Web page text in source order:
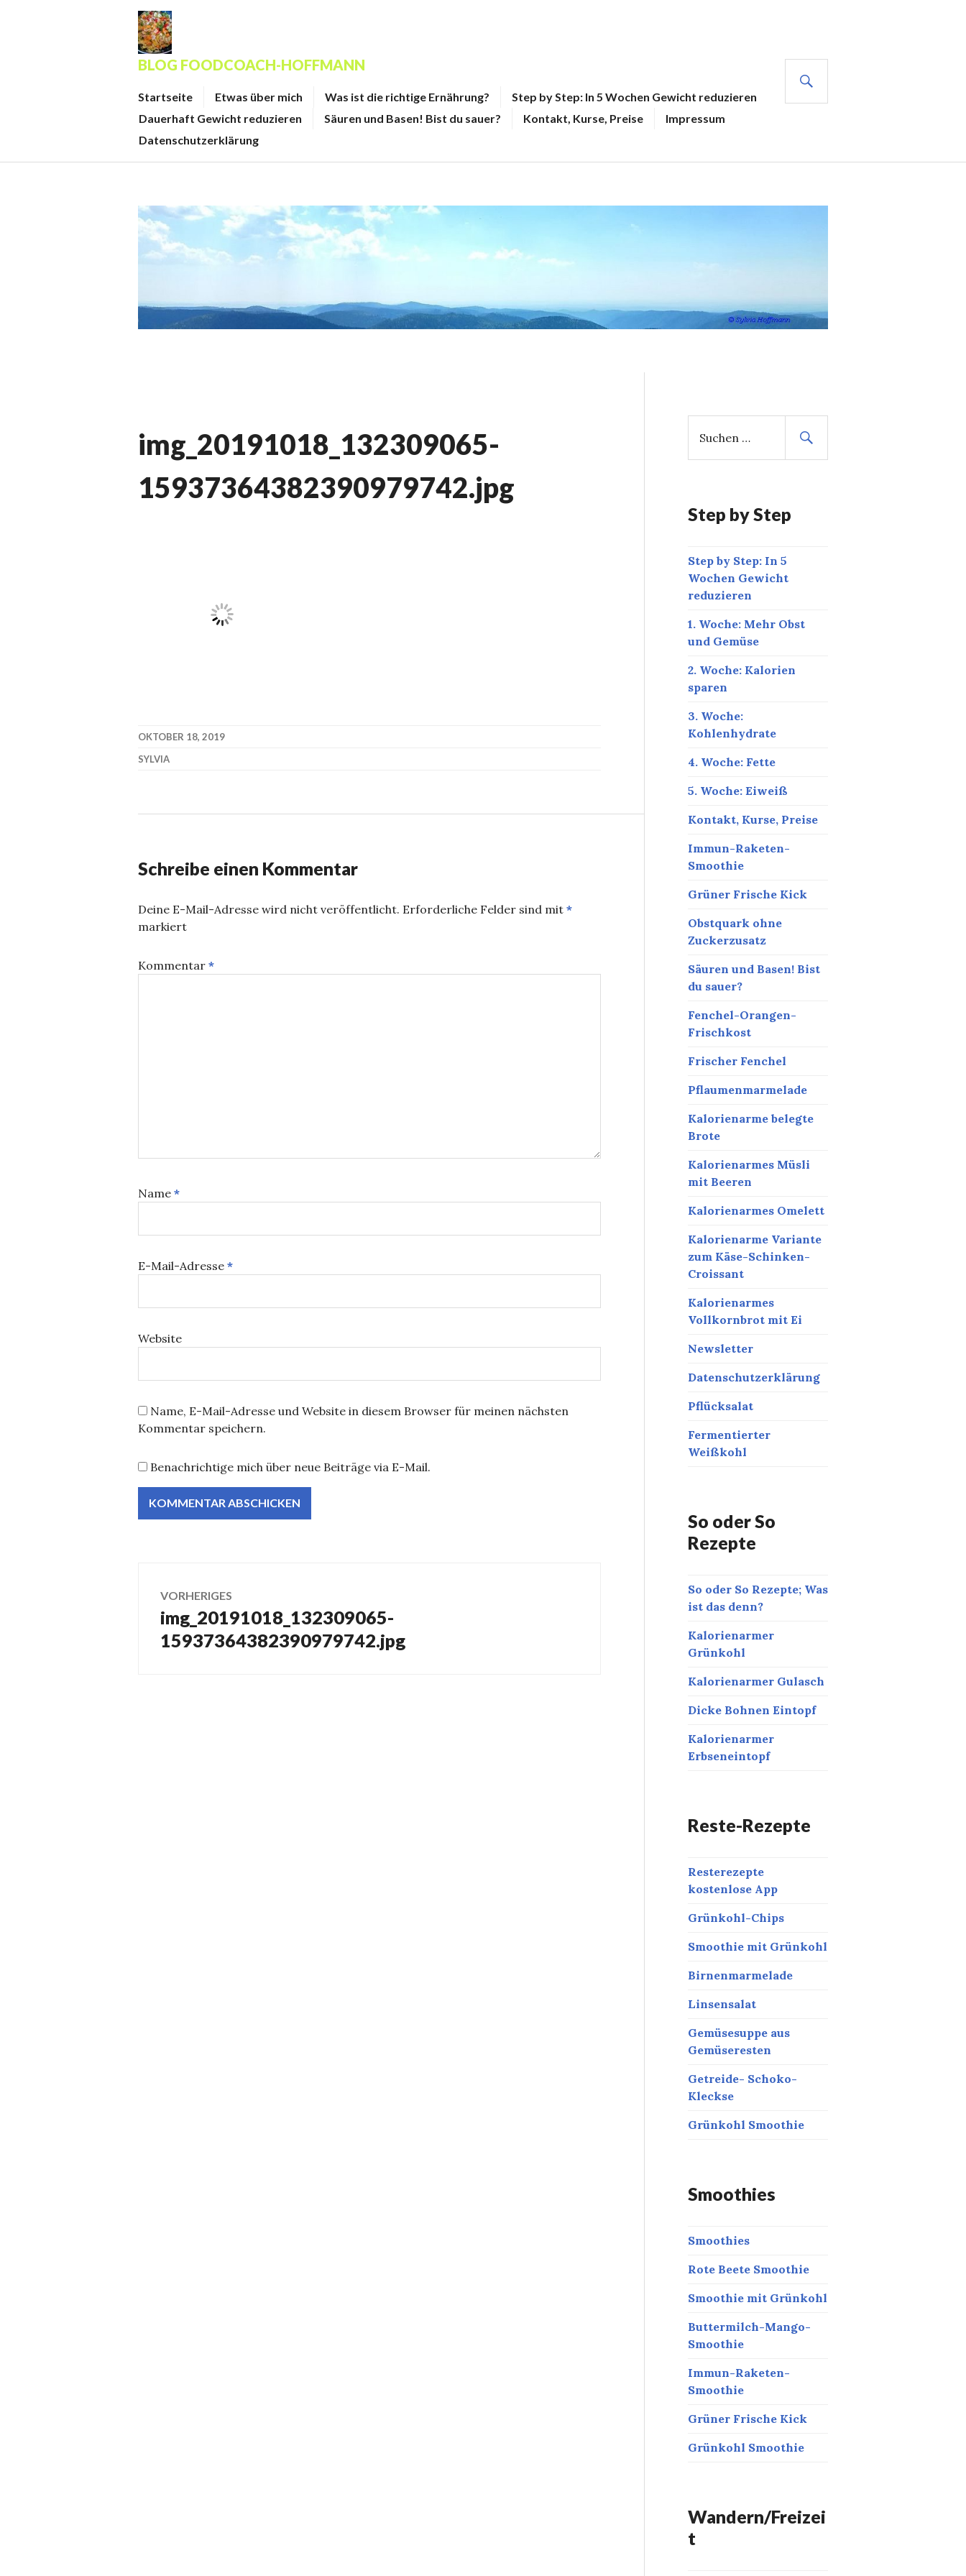
BLOG FOODCOACH-HOFFMANN
Startseite Etwas über mich Was ist die richtige Ernährung?
Step by Step: In 5 Wochen Gewicht reduzieren
Dauerhaft Gewicht reduzieren
Säuren und Basen! Bist du sauer? Kontakt, Kurse, Preise
Impressum
Datenschutzerklärung
img_20191018_132309065-
15937364382390979742.jpg
OKTOBER 18, 2019
SYLVIA
Schreibe einen Kommentar
Deine E-Mail-Adresse wird nicht veröffentlicht. Erforderliche Felder sind mit *
markiert
Kommentar *
Name *
E-Mail-Adresse *
Website
Name, E-Mail-Adresse und Website in diesem Browser für meinen nächsten
Kommentar speichern.
Benachrichtige mich über neue Beiträge via E-Mail.
Beitragsnavigation
VORHERIGES
Vorheriger
Beitrag:
img_20191018_132309065-
15937364382390979742.jpg
c
n
c
h
:
Step by Step
Step by Step: In 5
Wochen Gewicht
reduzieren
1. Woche: Mehr Obst
und Gemüse
2. Woche: Kalorien
sparen
3. Woche:
Kohlenhydrate
4. Woche: Fette
5. Woche: Eiweiß
Kontakt, Kurse, Preise
Immun-Raketen-
Smoothie
Grüner Frische Kick
Obstquark ohne
Zuckerzusatz
Säuren und Basen! Bist
du sauer?
Fenchel-Orangen-
Frischkost
Frischer Fenchel
Pflaumenmarmelade
Kalorienarme belegte
Brote
Kalorienarmes Müsli
mit Beeren
Kalorienarmes Omelett
Kalorienarme Variante
zum Käse-Schinken-
Croissant
Kalorienarmes
Vollkornbrot mit Ei
Newsletter
Datenschutzerklärung
Pflücksalat
Fermentierter
Weißkohl
So oder So
Rezepte
So oder So Rezepte; Was
ist das denn?
Kalorienarmer
Grünkohl
Kalorienarmer Gulasch
Dicke Bohnen Eintopf
Kalorienarmer
Erbseneintopf
Reste-Rezepte
Resterezepte
kostenlose App
Grünkohl-Chips
Smoothie mit Grünkohl
Birnenmarmelade
Linsensalat
Gemüsesuppe aus
Gemüseresten
Getreide- Schoko-
Kleckse
Grünkohl Smoothie
Smoothies
Smoothies
Rote Beete Smoothie
Smoothie mit Grünkohl
Buttermilch-Mango-
Smoothie
Immun-Raketen-
Smoothie
Grüner Frische Kick
Grünkohl Smoothie
Wandern/Freizei
t